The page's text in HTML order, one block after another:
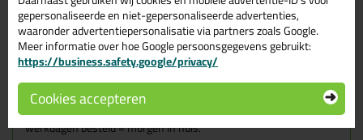
in Grijs
Zoek je kit in een specifieke kleur? Gevonden! Deze lijmkit Soudal
Fix All Flexi 290ml in de kleur Grijs is te gebruiken voor
verschillende toepassingen. Een duurzame en veelzijdige kit
welke makkelijk te verwerken is. Perfect als je een bijpassende
kleur zoekt met gegarandeerd een topresultaat. Bestel de Soudal
Fix All Flexi 290ml in kleur Grijs vandaag nog! Op voorraad en op
werkdagen besteld = morgen in huis.
gepersonaliseerde en niet-gepersonaliseerde advertenties,
waaronder advertentiepersonalisatie via partners zoals Google.
Meer informatie over hoe Google persoonsgegevens gebruikt:
https://business.safety.google/privacy/
Cookies accepteren